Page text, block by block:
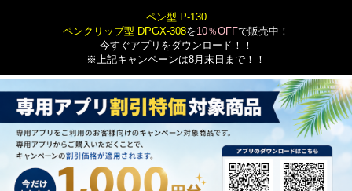
ペン型 P-130
ペンクリップ型 DPGX-308を10％OFFで販売中！
今すぐアプリをダウンロード！！
※上記キャンペーンは8月末日まで！！